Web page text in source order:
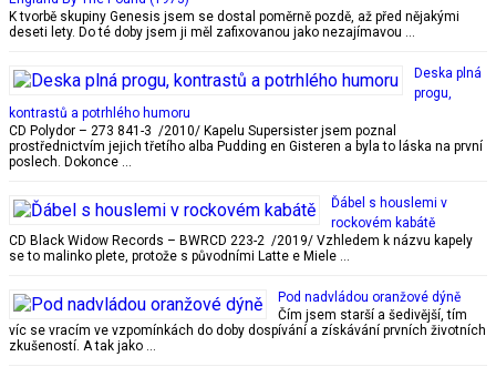
K tvorbě skupiny Genesis jsem se dostal poměrně pozdě, až před nějakými
deseti lety. Do té doby jsem ji měl zafixovanou jako nezajímavou …
Deska plná
progu,
kontrastů a potrhlého humoru
CD Polydor – 273 841-3 /2010/ Kapelu Supersister jsem poznal
prostřednictvím jejich třetího alba Pudding en Gisteren a byla to láska na první
poslech. Dokonce …
Ďábel s houslemi v
rockovém kabátě
CD Black Widow Records – BWRCD 223-2 /2019/ Vzhledem k názvu kapely
se to malinko plete, protože s původními Latte e Miele …
Pod nadvládou oranžové dýně
Čím jsem starší a šedivější, tím
víc se vracím ve vzpomínkách do doby dospívání a získávání prvních životních
zkušeností. A tak jako …